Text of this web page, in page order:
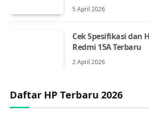
5 April 2026
Cek Spesifikasi dan
Redmi 15A Terbaru
2 April 2026
Daftar HP Terbaru 2026